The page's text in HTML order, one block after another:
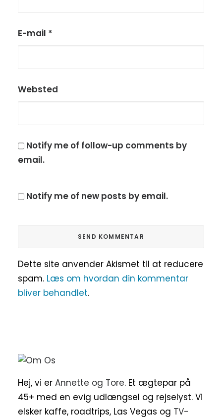
E-mail *
Websted
Notify me of follow-up comments by
email.
Notify me of new posts by email.
Dette site anvender Akismet til at reducere
spam. Læs om hvordan din kommentar
bliver behandlet.
Hej, vi er Annette og Tore. Et ægtepar på
45+ med en evig udlængsel og rejselyst. Vi
elsker kaffe, roadtrips, Las Vegas og TV-